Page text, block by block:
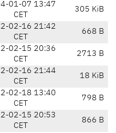
01-07 13:47
CET
305 KiB
02-16 21:42
CET
668 B
02-15 20:36
CET
2713 B
02-16 21:44
CET
18 KiB
02-18 13:40
CET
798 B
02-15 20:53
CET
866 B